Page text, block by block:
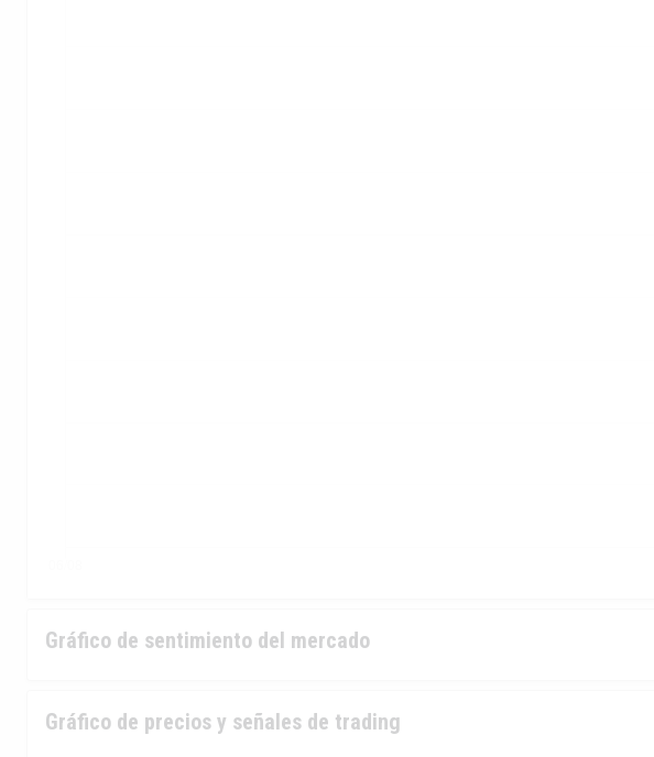
Gráfico de sentimiento del mercado
Gráfico de precios y señales de trading